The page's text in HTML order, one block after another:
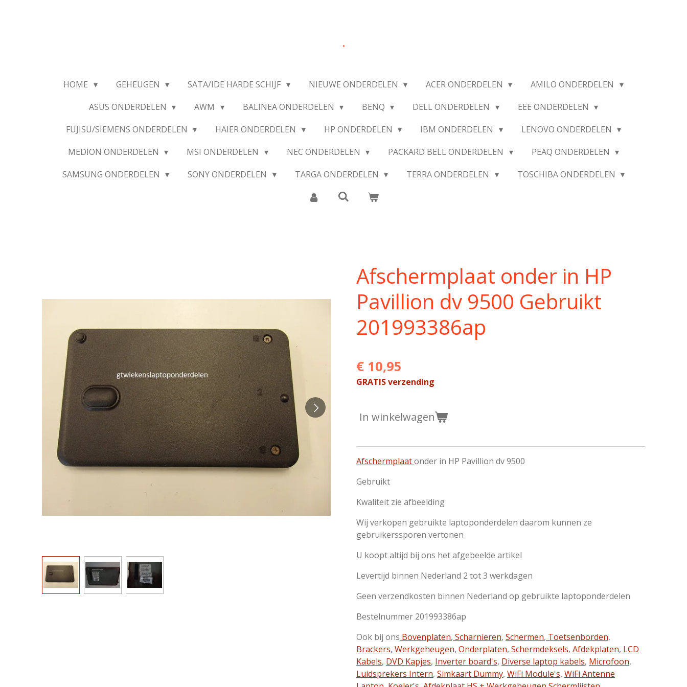
.
HOME GEHEUGEN SATA/IDE HARDE SCHIJF NIEUWE ONDERDELEN ACER ONDERDELEN
AMILO ONDERDELEN
ASUS ONDERDELEN
AWM BALINEA ONDERDELEN BENQ DELL ONDERDELEN
EEE ONDERDELEN
FUJISU/SIEMENS ONDERDELEN
HAIER ONDERDELEN HP ONDERDELEN IBM ONDERDELEN
LENOVO ONDERDELEN
MEDION ONDERDELEN
MSI ONDERDELEN NEC ONDERDELEN PACKARD BELL ONDERDELEN
PEAQ ONDERDELEN
SAMSUNG ONDERDELEN
SONY ONDERDELEN TARGA ONDERDELEN TERRA ONDERDELEN TOSCHIBA ONDERDELEN
Afschermplaat onder in HP
Pavillion dv 9500 Gebruikt
201993386ap
€ 10,95
GRATIS verzending
In winkelwagen
Afschermplaatonder in HP Pavillion dv 9500
Gebruikt
Kwaliteit zie afbeelding
Wij verkopen gebruikte laptoponderdelen daarom kunnen ze
gebruikerssporen vertonen
U koopt altijd bij ons het afgebeelde artikel
Levertijd binnen Nederland 2 tot 3 werkdagen
Geen verzendkosten binnen Nederland op gebruikte laptoponderdelen
Bestelnummer 201993386ap
Ook bij ons Bovenplaten, Scharnieren, Schermen, Toetsenborden,
Brackers, Werkgeheugen, Onderplaten, Schermdeksels, Afdekplaten, LCD
Kabels, DVD Kapjes, Inverter board's, Diverse laptop kabels, Microfoon,
Luidsprekers Intern, Simkaart Dummy, WiFi Module's, WiFi Antenne